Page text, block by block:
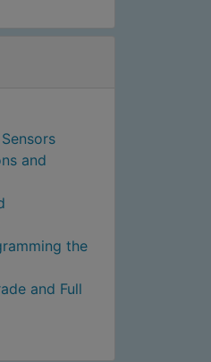
and
the
and Full